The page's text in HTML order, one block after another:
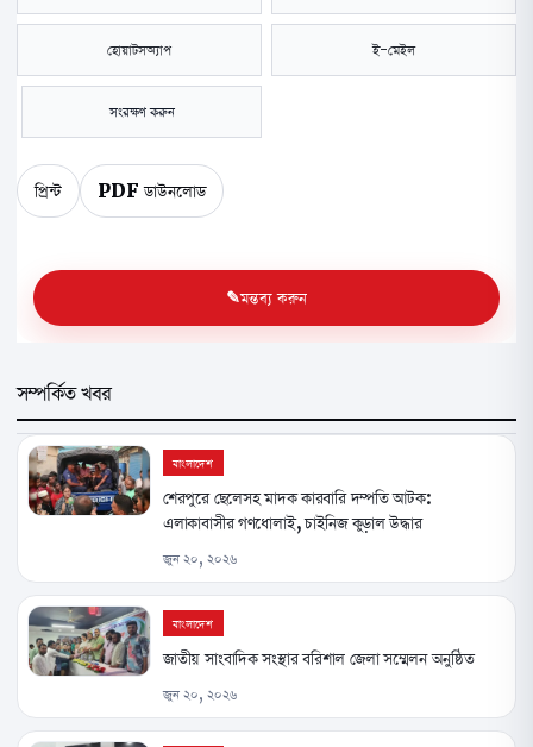
হোয়াটসঅ্যাপ ই-মেইল
সংরক্ষণ করুন
প্রিন্ট PDF ডাউনলোড
মন্তব্য করুন
সম্পর্কিত খবর
বাংলাদেশ
শেরপুরে ছেলেসহ মাদক কারবারি দম্পতি আটক:
এলাকাবাসীর গণধোলাই, চাইনিজ কুড়াল উদ্ধার
জুন ২০, ২০২৬
বাংলাদেশ
জাতীয় সাংবাদিক সংস্থার বরিশাল জেলা সম্মেলন অনুষ্ঠিত
জুন ২০, ২০২৬